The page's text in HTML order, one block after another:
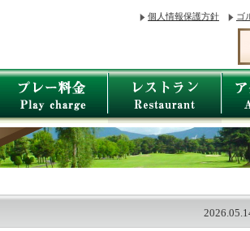
個人情報保護方針 ゴ